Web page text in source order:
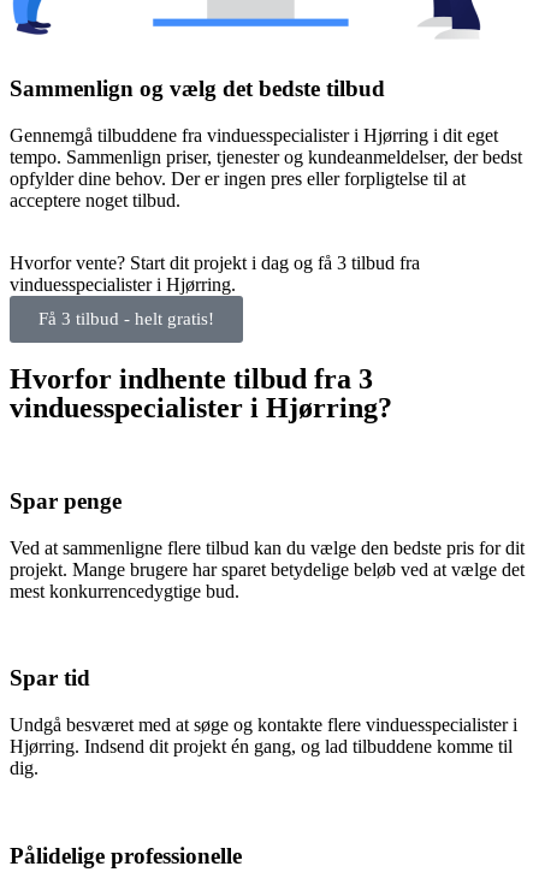
Sammenlign og vælg det bedste tilbud
Gennemgå tilbuddene fra vinduesspecialister i Hjørring i dit eget
tempo. Sammenlign priser, tjenester og kundeanmeldelser, der bedst
opfylder dine behov. Der er ingen pres eller forpligtelse til at
acceptere noget tilbud.
Hvorfor vente? Start dit projekt i dag og få 3 tilbud fra
vinduesspecialister i Hjørring.
Få 3 tilbud - helt gratis!
Hvorfor indhente tilbud fra 3
vinduesspecialister i Hjørring?
Spar penge
Ved at sammenligne flere tilbud kan du vælge den bedste pris for dit
projekt. Mange brugere har sparet betydelige beløb ved at vælge det
mest konkurrencedygtige bud.
Spar tid
Undgå besværet med at søge og kontakte flere vinduesspecialister i
Hjørring. Indsend dit projekt én gang, og lad tilbuddene komme til
dig.
Pålidelige professionelle